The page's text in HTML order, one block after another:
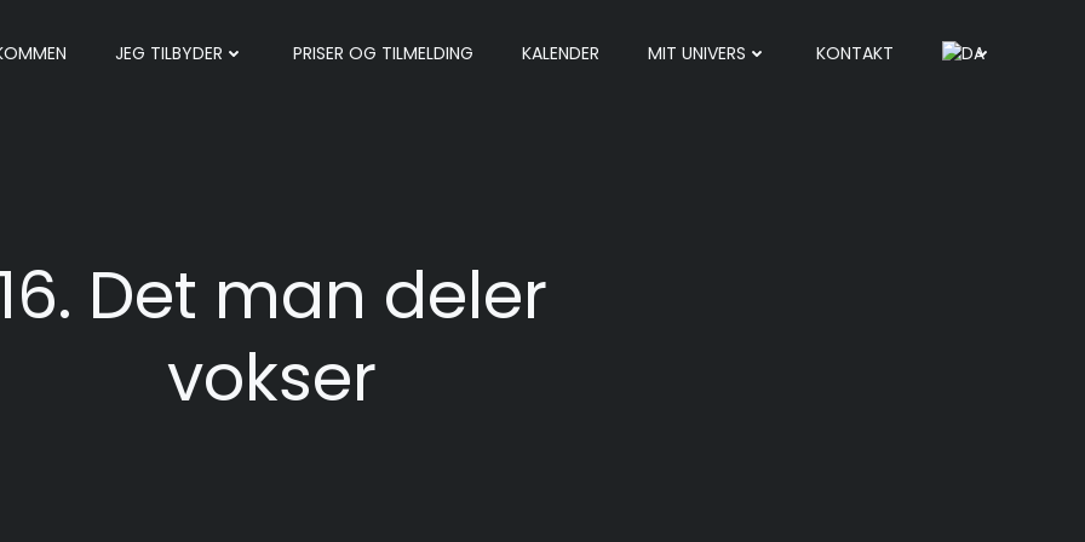
JEG TILBYDER PRISER OG TILMELDING KALENDER MIT UNIVERS KONTAKT
16. Det man deler
vokser